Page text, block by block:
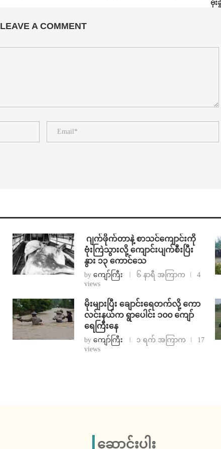
ဗုံး
LEAVE A COMMENT
⁨⁩ ⁨ဂျက်ဖိုက်တာနဲ့ စာသင်ကျောင်းကို
ဗုံးကြဲသွားလို့ ကျောင်းပျက်စီးပြီး
နွား ၁၃ ကောင်သေ
by ကျော်ကြီး ၆ နာရီ အကြာက
4
views
⁨မိုးများပြီး ချောင်းရေတက်လို့ ကော
လင်းနယ်က ရွာပေါင်း ၁၀၀ ကျော်
ရေကြီးနေ
by ကျော်ကြီး ၁ ရက် အကြာက
17
views
ဆောင်းပါး